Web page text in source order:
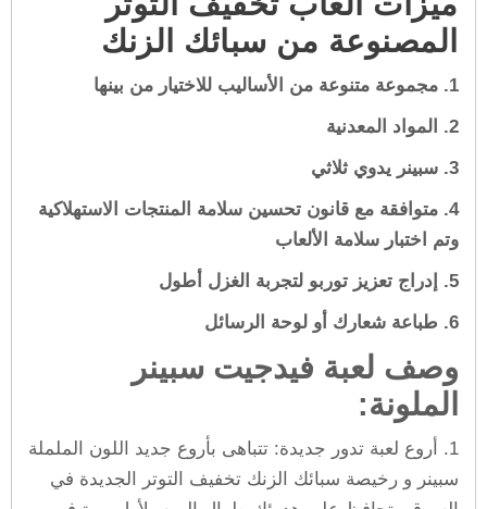
المصنوعة من سبائك الزنك
1. مجموعة متنوعة من الأساليب للاختيار من بينها
2. المواد المعدنية
3. سبينر يدوي ثلاثي
4. متوافقة مع قانون تحسين سلامة المنتجات الاستهلاكية
وتم اختبار سلامة الألعاب
5. إدراج تعزيز توربو لتجربة الغزل أطول
6. طباعة شعارك أو لوحة الرسائل
وصف لعبة فيدجيت سبينر
الملونة:
1. أروع لعبة تدور جديدة: تتباهى بأروع جديد اللون الململة
سبينر و رخيصة سبائك الزنك تخفيف التوتر الجديدة في